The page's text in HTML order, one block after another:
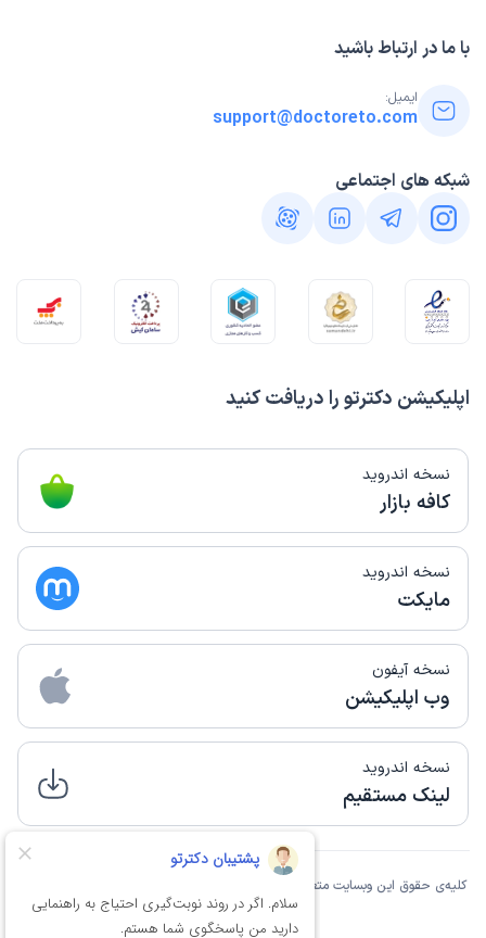
اپلیکیشن دکترتو را دریافت کنید
نسخه اندروید
کافه بازار
نسخه اندروید
مایکت
نسخه آیفون
وب اپلیکیشن
نسخه اندروید
لینک مستقیم
با ما در ارتباط باشید
ایمیل:
support@doctoreto.com
شبکه های اجتماعی
کلیه‌ی حقوق این وبسایت متعلق به شرکت دانش بنیان فن‌آوری اطلاعات نوین آسان تِک
مانا است.